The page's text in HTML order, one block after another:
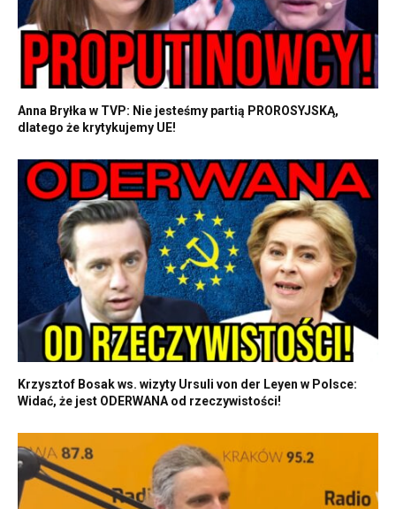
Anna Bryłka w TVP: Nie jesteśmy partią PROROSYJSKĄ,
dlatego że krytykujemy UE!
Krzysztof Bosak ws. wizyty Ursuli von der Leyen w Polsce:
Widać, że jest ODERWANA od rzeczywistości!